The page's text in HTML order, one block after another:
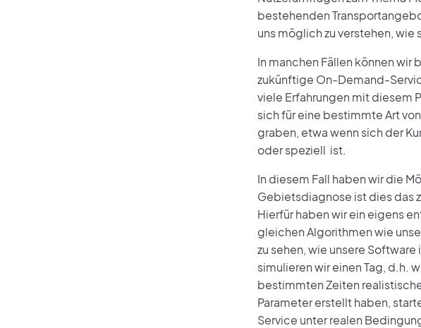
bestehenden
uns möglich zu verstehen,
In manchen Fällen können
zukünftige On-Demand-
viele Erfahrungen mit diesem
sich für eine bestimmte Art
graben, etwa wenn sich der
oder speziell ist.
In diesem Fall haben wir die
Gebietsdiagnose ist dies das
Hierfür haben wir ein eigens
gleichen Algorithmen wie
zu sehen, wie unsere
simulieren wir einen Tag, d.h.
bestimmten Zeiten
Parameter erstellt haben,
Service unter realen